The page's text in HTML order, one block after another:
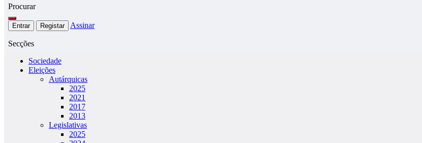
Procurar
Entrar Registar Assinar
Secções
Sociedade
Eleições
Autárquicas
2025
2021
2017
2013
Legislativas
2025